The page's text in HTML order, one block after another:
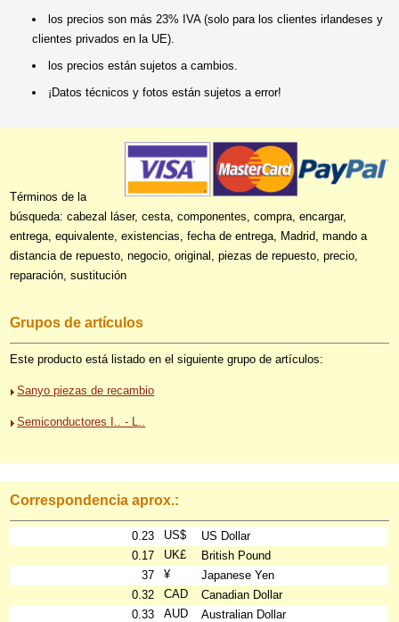
los precios son más 23% IVA (solo para los clientes irlandeses y
clientes privados en la UE).
los precios están sujetos a cambios.
¡Datos técnicos y fotos están sujetos a error!
Términos de la
búsqueda: cabezal láser, cesta, componentes, compra, encargar,
entrega, equivalente, existencias, fecha de entrega, Madrid, mando a
distancia de repuesto, negocio, original, piezas de repuesto, precio,
reparación, sustitución
Grupos de artículos
Este producto está listado en el siguiente grupo de artículos:
Sanyo piezas de recambio
Semiconductores I.. - L..
Correspondencia aprox.:
0.23 US$
US Dollar
0.17
UK£
British Pound
37
¥
Japanese Yen
0.32
CAD
Canadian Dollar
0.33
AUD
Australian Dollar